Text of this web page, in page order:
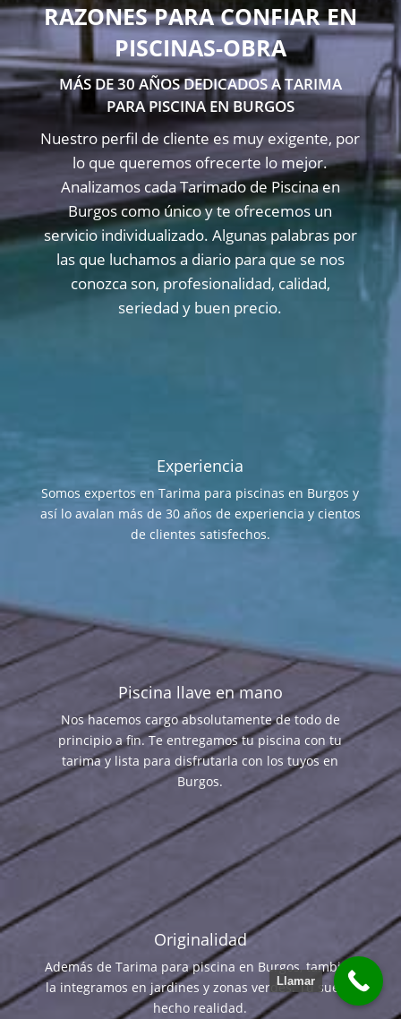
RAZONES PARA CONFIAR EN
PISCINAS-OBRA
MÁS DE 30 AÑOS DEDICADOS A TARIMA
PARA PISCINA EN BURGOS
Nuestro perfil de cliente es muy exigente, por
lo que queremos ofrecerte lo mejor.
Analizamos cada Tarimado de Piscina en
Burgos como único y te ofrecemos un
servicio individualizado. Algunas palabras por
las que luchamos a diario para que se nos
conozca son, profesionalidad, calidad,
seriedad y buen precio.
Experiencia
Somos expertos en Tarima para piscinas en Burgos y
así lo avalan más de 30 años de experiencia y cientos
de clientes satisfechos.
Piscina llave en mano
Nos hacemos cargo absolutamente de todo de
principio a fin. Te entregamos tu piscina con tu
tarima y lista para disfrutarla con los tuyos en
Burgos.
Originalidad
Además de Tarima para piscina en Burgos, también
la integramos en jardines y zonas verdes. Tu sueño
hecho realidad.
Llamar